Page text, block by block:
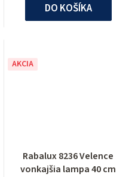
DO KOŠÍKA
AKCIA
Rabalux 8236 Velence
vonkajšia lampa 40 cm